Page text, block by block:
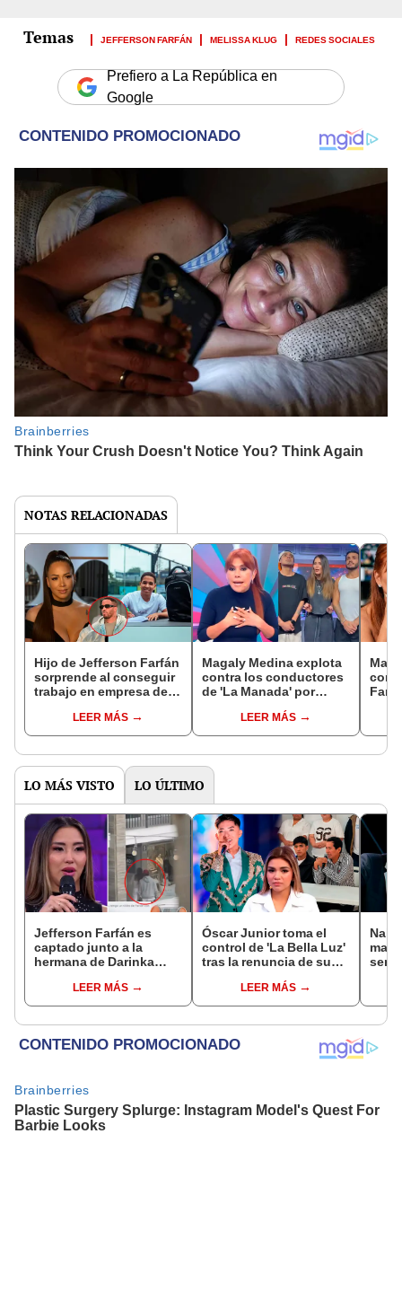
JEFFERSON FARFÁN MELISSA KLUG REDES SOCIALES
Prefiero a La República en
Google
NOTAS RELACIONADAS
Hijo de Jefferson Farfán
sorprende al conseguir
trabajo en empresa de
Klug se conmueve: “Te
amo”
LEER MÁS
Magaly Medina explota
contra los conductores
de 'La Manada' por
Farfán: “Burros son,
solo defienden a su
LEER MÁS
con
LO MÁS VISTO LO ÚLTIMO
Jefferson Farfán es
captado junto a la
hermana de Darinka
Kanashiro trabajaba: “Él
tiene sus…”
LEER MÁS
Óscar Junior toma el
control de 'La Bella Luz'
tras la renuncia de su
caso Naldy Saldaña
LEER MÁS